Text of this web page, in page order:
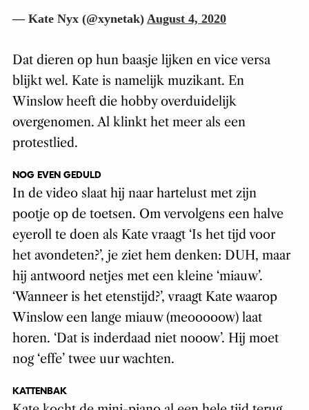
— Kate Nyx (@xynetak) August 4, 2020
Dat dieren op hun baasje lijken en vice versa
blijkt wel. Kate is namelijk muzikant. En
Winslow heeft die hobby overduidelijk
overgenomen. Al klinkt het meer als een
protestlied.
NOG EVEN GEDULD
In de video slaat hij naar hartelust met zijn
pootje op de toetsen. Om vervolgens een halve
eyeroll te doen als Kate vraagt ‘Is het tijd voor
het avondeten?’, je ziet hem denken: DUH, maar
hij antwoord netjes met een kleine ‘miauw’.
‘Wanneer is het etenstijd?’, vraagt Kate waarop
Winslow een lange miauw (meooooow) laat
horen. ‘Dat is inderdaad niet nooow’. Hij moet
nog ‘effe’ twee uur wachten.
KATTENBAK